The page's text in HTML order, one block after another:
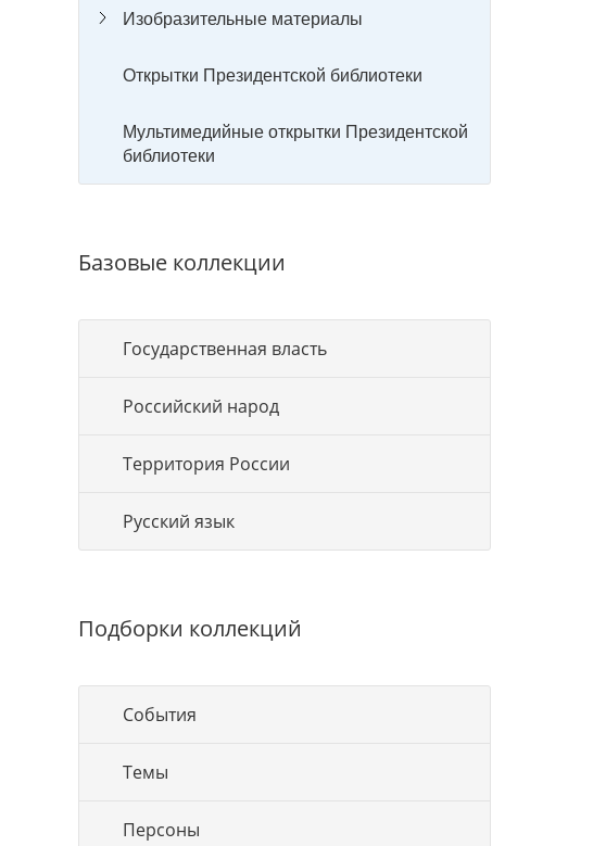
Изобразительные материалы
Открытки Президентской библиотеки
Мультимедийные открытки Президентской
библиотеки
Базовые коллекции
Государственная власть
Российский народ
Территория России
Русский язык
Подборки коллекций
События
Темы
Персоны